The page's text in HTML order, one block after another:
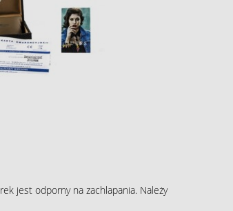
jest odporny na zachlapania. Należy